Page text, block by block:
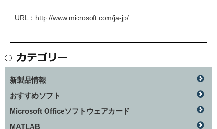
URL： http://www.microsoft.com/ja-jp/
新製品情報
おすすめソフト
Microsoft Officeソフトウェアカード
MATLAB